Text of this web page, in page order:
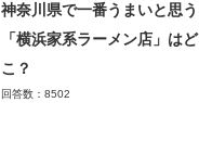
神奈川県で一番うまいと思う
「横浜家系ラーメン店」はど
こ？
回答数：8502